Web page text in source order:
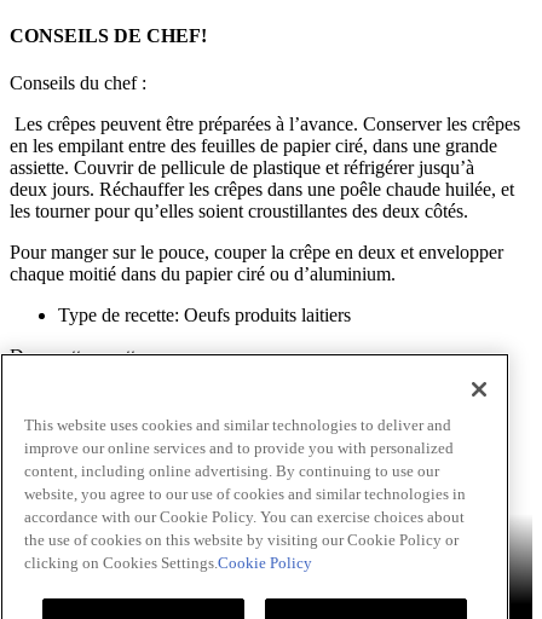
CONSEILS DE CHEF!
Conseils du chef :
Les crêpes peuvent être préparées à l’avance. Conserver les crêpes
en les empilant entre des feuilles de papier ciré, dans une grande
assiette. Couvrir de pellicule de plastique et réfrigérer jusqu’à
deux jours. Réchauffer les crêpes dans une poêle chaude huilée, et
les tourner pour qu’elles soient croustillantes des deux côtés.
Pour manger sur le pouce, couper la crêpe en deux et envelopper
chaque moitié dans du papier ciré ou d’aluminium.
Type de recette: Oeufs produits laitiers
Dans cette recette
Passer au contenu principal(Skip)
Produits Billy Bee® Cattlemen's® Club House® About Franks®
RedHot®
Kitchen® Échanges Culinaires
This website uses cookies and similar technologies to deliver and
improve our online services and to provide you with personalized
content, including online advertising. By continuing to use our
website, you agree to our use of cookies and similar technologies in
accordance with our Cookie Policy. You can exercise choices about
the use of cookies on this website by visiting our Cookie Policy or
clicking on Cookies Settings. Cookie Policy